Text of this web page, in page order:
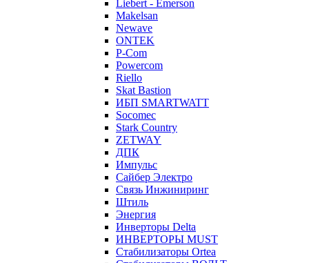
Liebert - Emerson
Makelsan
Newave
ONTEK
P-Com
Powercom
Riello
Skat Bastion
ИБП SMARTWATT
Socomec
Stark Country
ZETWAY
ДПК
Импульс
Сайбер Электро
Связь Инжиниринг
Штиль
Энергия
Инверторы Delta
ИНВЕРТОРЫ MUST
Стабилизаторы Ortea